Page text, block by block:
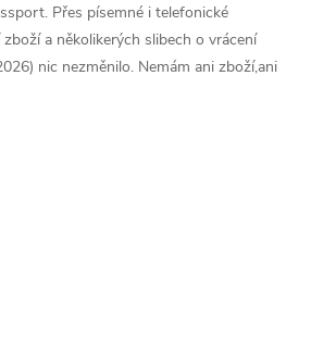
Přes písemné i telefonické
a několikerých slibech o vrácení
nic nezměnilo. Nemám ani zboží,ani